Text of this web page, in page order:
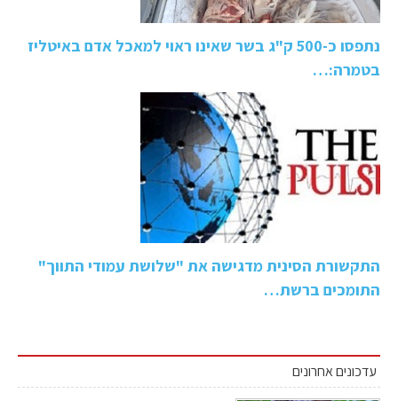
נתפסו כ-500 ק"ג בשר שאינו ראוי למאכל אדם באיטליז
בטמרה:…
התקשורת הסינית מדגישה את "שלושת עמודי התווך"
התומכים ברשת…
עדכונים אחרונים